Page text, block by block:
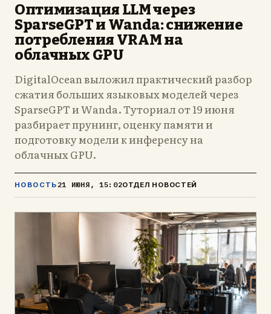
Оптимизация LLM через
SparseGPT и Wanda: снижение
потребления VRAM на
облачных GPU
DigitalOcean выложил практический разбор
сжатия больших языковых моделей через
SparseGPT и Wanda. Туториал от 19 июня
разбирает прунинг, оценку памяти и
подготовку модели к инференсу на
облачных GPU.
НОВОСТЬ 21 ИЮНЯ, 15:02ОТДЕЛ НОВОСТЕЙ